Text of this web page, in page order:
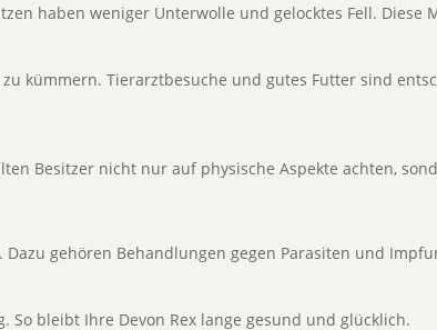
haben weniger Unterwolle und gelocktes Fell. Diese
zu kümmern. Tierarztbesuche und gutes Futter sind
Besitzer nicht nur auf physische Aspekte achten,
gehören Behandlungen gegen Parasiten und
bleibt Ihre Devon Rex lange gesund und glücklich.